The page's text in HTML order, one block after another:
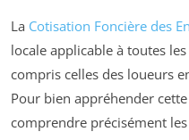
La Cotisation Foncière des
locale applicable à toutes
compris celles des loueurs
Pour bien appréhender
comprendre précisément